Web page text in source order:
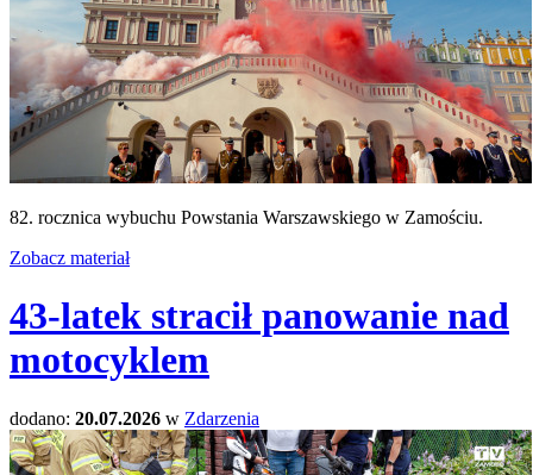
82. rocznica wybuchu Powstania Warszawskiego w Zamościu.
Zobacz materiał
43-latek stracił panowanie nad
motocyklem
dodano: 20.07.2026 w Zdarzenia